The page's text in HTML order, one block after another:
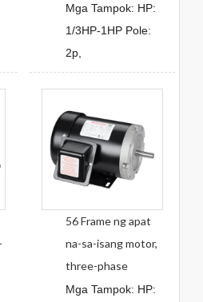
Mga Tampok: HP:
1/3HP-1HP Pole:
2p,
56 Frame ng apat
na-sa-isang motor,
three-phase
Mga Tampok: HP: